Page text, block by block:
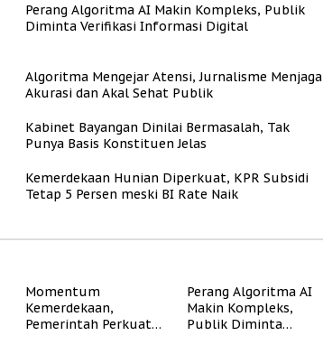
Perang Algoritma AI Makin Kompleks, Publik
Diminta Verifikasi Informasi Digital
Algoritma Mengejar Atensi, Jurnalisme Menjaga
Akurasi dan Akal Sehat Publik
Kabinet Bayangan Dinilai Bermasalah, Tak
Punya Basis Konstituen Jelas
Kemerdekaan Hunian Diperkuat, KPR Subsidi
Tetap 5 Persen meski BI Rate Naik
Momentum
Kemerdekaan,
Pemerintah Perkuat
Perang Algoritma AI
Makin Kompleks,
Publik Diminta